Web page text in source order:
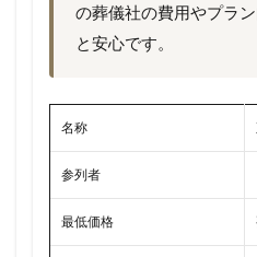
の葬儀社の費用やプラ
と安心です。
名称
参列者
最低価格